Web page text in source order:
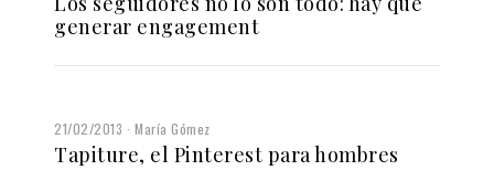
generar engagement
21/02/2013 María Gómez
Tapiture, el Pinterest para hombres